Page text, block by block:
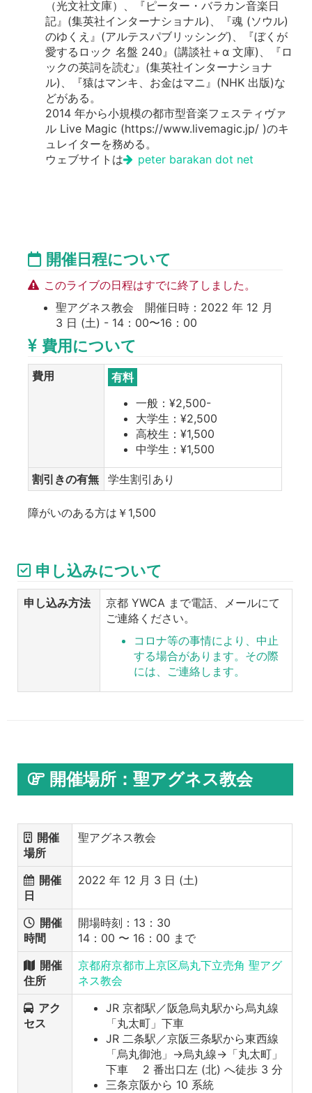
（光文社文庫）、『ピーター・バラカン音楽日
記』(集英社インターナショナル)、『魂 (ソウル)
のゆくえ』(アルテスパブリッシング)、『ぼくが
愛するロック 名盤 240』(講談社＋α 文庫)、『ロ
ックの英詞を読む』(集英社インターナショナ
ル)、『猿はマンキ、お金はマニ』(NHK 出版)な
どがある。
2014 年から小規模の都市型音楽フェスティヴァ
ル Live Magic (https://www.livemagic.jp/ )のキ
ュレイターを務める。
ウェブサイトは
peter barakan dot net
開催日程について
このライブの日程はすでに終了しました。
聖アグネス教会 開催日時：2022 年 12 月
3 日 (土) - 14：00〜16：00
費用について
費用
有料
一般：¥2,500-
大学生：¥2,500
高校生：¥1,500
中学生：¥1,500
割引きの有無 学生割引あり
障がいのある方は￥1,500
申し込みについて
申し込み方法
京都 YWCA まで電話、メールにて
ご連絡ください。
コロナ等の事情により、中止
する場合があります。その際
には、ご連絡します。
開催場所：聖アグネス教会
開催
場所
聖アグネス教会
開催
日
2022 年 12 月 3 日 (土)
開催
時間
開場時刻：13：30
14：00 〜 16：00 まで
開催
住所
京都府京都市上京区烏丸下立売角 聖アグ
ネス教会
アク
セス
JR 京都駅／阪急烏丸駅から烏丸線
「丸太町」下車
JR 二条駅／京阪三条駅から東西線
「烏丸御池」→烏丸線→「丸太町」
下車 2 番出口左 (北) へ徒歩 3 分
三条京阪から 10 系統